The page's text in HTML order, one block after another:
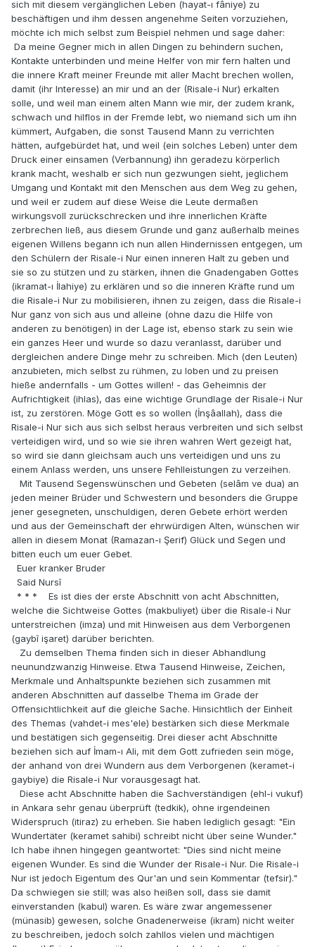
sich mit diesem vergänglichen Leben (hayat-ı fâniye) zu
beschäftigen und ihm dessen angenehme Seiten vorzuziehen,
möchte ich mich selbst zum Beispiel nehmen und sage daher:
Da meine Gegner mich in allen Dingen zu behindern suchen,
Kontakte unterbinden und meine Helfer von mir fern halten und
die innere Kraft meiner Freunde mit aller Macht brechen wollen,
damit (ihr Interesse) an mir und an der (Risale-i Nur) erkalten
solle, und weil man einem alten Mann wie mir, der zudem krank,
schwach und hilflos in der Fremde lebt, wo niemand sich um ihn
kümmert, Aufgaben, die sonst Tausend Mann zu verrichten
hätten, aufgebürdet hat, und weil (ein solches Leben) unter dem
Druck einer einsamen (Verbannung) ihn geradezu körperlich
krank macht, weshalb er sich nun gezwungen sieht, jeglichem
Umgang und Kontakt mit den Menschen aus dem Weg zu gehen,
und weil er zudem auf diese Weise die Leute dermaßen
wirkungsvoll zurückschrecken und ihre innerlichen Kräfte
zerbrechen ließ, aus diesem Grunde und ganz außerhalb meines
eigenen Willens begann ich nun allen Hindernissen entgegen, um
den Schülern der Risale-i Nur einen inneren Halt zu geben und
sie so zu stützen und zu stärken, ihnen die Gnadengaben Gottes
(ikramat-ı İlahiye) zu erklären und so die inneren Kräfte rund um
die Risale-i Nur zu mobilisieren, ihnen zu zeigen, dass die Risale-i
Nur ganz von sich aus und alleine (ohne dazu die Hilfe von
anderen zu benötigen) in der Lage ist, ebenso stark zu sein wie
ein ganzes Heer und wurde so dazu veranlasst, darüber und
dergleichen andere Dinge mehr zu schreiben. Mich (den Leuten)
anzubieten, mich selbst zu rühmen, zu loben und zu preisen
hieße andernfalls - um Gottes willen! - das Geheimnis der
Aufrichtigkeit (ihlas), das eine wichtige Grundlage der Risale-i Nur
ist, zu zerstören. Möge Gott es so wollen (İnşâallah), dass die
Risale-i Nur sich aus sich selbst heraus verbreiten und sich selbst
verteidigen wird, und so wie sie ihren wahren Wert gezeigt hat,
so wird sie dann gleichsam auch uns verteidigen und uns zu
einem Anlass werden, uns unsere Fehlleistungen zu verzeihen.
Mit Tausend Segenswünschen und Gebeten (selâm ve dua) an
jeden meiner Brüder und Schwestern und besonders die Gruppe
jener gesegneten, unschuldigen, deren Gebete erhört werden
und aus der Gemeinschaft der ehrwürdigen Alten, wünschen wir
allen in diesem Monat (Ramazan-ı Şerif) Glück und Segen und
bitten euch um euer Gebet.
Euer kranker Bruder
Said Nursî
* * * Es ist dies der erste Abschnitt von acht Abschnitten,
welche die Sichtweise Gottes (makbuliyet) über die Risale-i Nur
unterstreichen (imza) und mit Hinweisen aus dem Verborgenen
(gaybî işaret) darüber berichten.
Zu demselben Thema finden sich in dieser Abhandlung
neunundzwanzig Hinweise. Etwa Tausend Hinweise, Zeichen,
Merkmale und Anhaltspunkte beziehen sich zusammen mit
anderen Abschnitten auf dasselbe Thema im Grade der
Offensichtlichkeit auf die gleiche Sache. Hinsichtlich der Einheit
des Themas (vahdet-i mes'ele) bestärken sich diese Merkmale
und bestätigen sich gegenseitig. Drei dieser acht Abschnitte
beziehen sich auf İmam-ı Ali, mit dem Gott zufrieden sein möge,
der anhand von drei Wundern aus dem Verborgenen (keramet-i
gaybiye) die Risale-i Nur vorausgesagt hat.
Diese acht Abschnitte haben die Sachverständigen (ehl-i vukuf)
in Ankara sehr genau überprüft (tedkik), ohne irgendeinen
Widerspruch (itiraz) zu erheben. Sie haben lediglich gesagt: "Ein
Wundertäter (keramet sahibi) schreibt nicht über seine Wunder."
Ich habe ihnen hingegen geantwortet: "Dies sind nicht meine
eigenen Wunder. Es sind die Wunder der Risale-i Nur. Die Risale-i
Nur ist jedoch Eigentum des Qur'an und sein Kommentar (tefsir)."
Da schwiegen sie still; was also heißen soll, dass sie damit
einverstanden (kabul) waren. Es wäre zwar angemessener
(münasib) gewesen, solche Gnadenerweise (ikram) nicht weiter
zu beschreiben, jedoch solch zahllos vielen und mächtigen